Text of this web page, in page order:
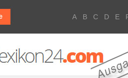
A B C D E